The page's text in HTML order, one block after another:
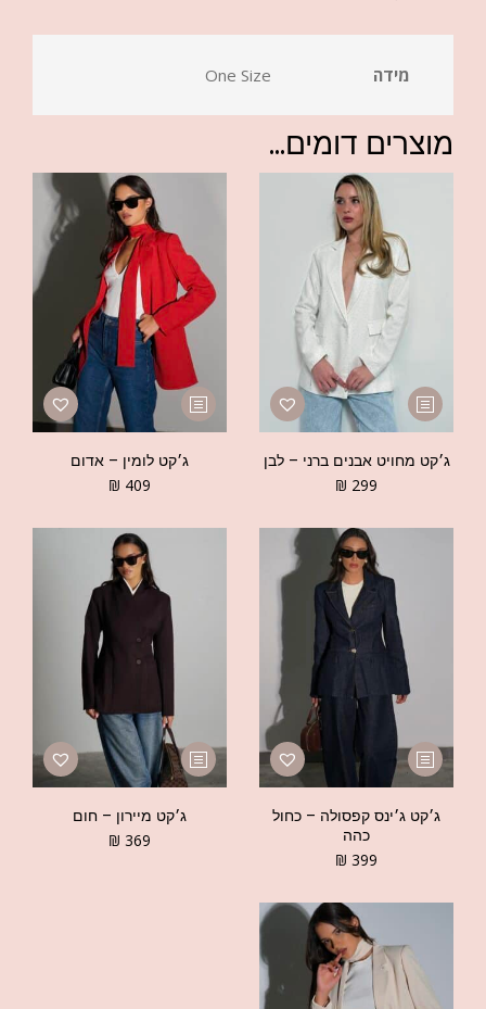
מידה One Size
מוצרים דומים...
ג׳קט מחויט אבנים ברני – לבן
₪ 299
ג׳קט לומין – אדום
₪ 409
ג׳קט ג׳ינס קפסולה – כחול
כהה
₪ 399
ג׳קט מיירון – חום
₪ 369